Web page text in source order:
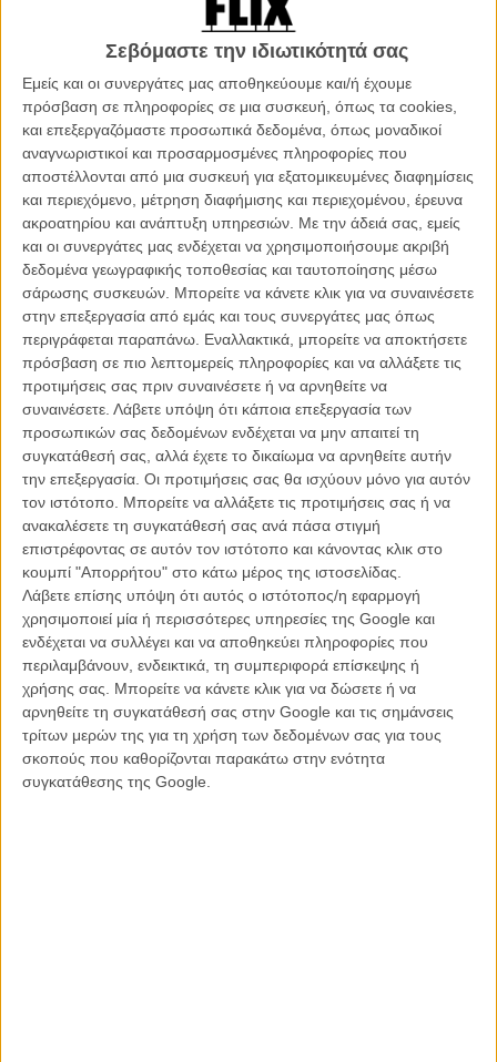
Σεβόμαστε την ιδιωτικότητά σας
Εμείς και οι συνεργάτες μας αποθηκεύουμε και/ή έχουμε
πρόσβαση σε πληροφορίες σε μια συσκευή, όπως τα cookies,
και επεξεργαζόμαστε προσωπικά δεδομένα, όπως μοναδικοί
αναγνωριστικοί και προσαρμοσμένες πληροφορίες που
αποστέλλονται από μια συσκευή για εξατομικευμένες διαφημίσεις
και περιεχόμενο, μέτρηση διαφήμισης και περιεχομένου, έρευνα
ακροατηρίου και ανάπτυξη υπηρεσιών. Με την άδειά σας, εμείς
και οι συνεργάτες μας ενδέχεται να χρησιμοποιήσουμε ακριβή
δεδομένα γεωγραφικής τοποθεσίας και ταυτοποίησης μέσω
σάρωσης συσκευών. Μπορείτε να κάνετε κλικ για να συναινέσετε
στην επεξεργασία από εμάς και τους συνεργάτες μας όπως
περιγράφεται παραπάνω. Εναλλακτικά, μπορείτε να αποκτήσετε
πρόσβαση σε πιο λεπτομερείς πληροφορίες και να αλλάξετε τις
προτιμήσεις σας πριν συναινέσετε ή να αρνηθείτε να
συναινέσετε. Λάβετε υπόψη ότι κάποια επεξεργασία των
προσωπικών σας δεδομένων ενδέχεται να μην απαιτεί τη
συγκατάθεσή σας, αλλά έχετε το δικαίωμα να αρνηθείτε αυτήν
την επεξεργασία. Οι προτιμήσεις σας θα ισχύουν μόνο για αυτόν
τον ιστότοπο. Μπορείτε να αλλάξετε τις προτιμήσεις σας ή να
ανακαλέσετε τη συγκατάθεσή σας ανά πάσα στιγμή
επιστρέφοντας σε αυτόν τον ιστότοπο και κάνοντας κλικ στο
κουμπί "Απορρήτου" στο κάτω μέρος της ιστοσελίδας.
Λάβετε επίσης υπόψη ότι αυτός ο ιστότοπος/η εφαρμογή
χρησιμοποιεί μία ή περισσότερες υπηρεσίες της Google και
ενδέχεται να συλλέγει και να αποθηκεύει πληροφορίες που
περιλαμβάνουν, ενδεικτικά, τη συμπεριφορά επίσκεψης ή
χρήσης σας. Μπορείτε να κάνετε κλικ για να δώσετε ή να
αρνηθείτε τη συγκατάθεσή σας στην Google και τις σημάνσεις
τρίτων μερών της για τη χρήση των δεδομένων σας για τους
σκοπούς που καθορίζονται παρακάτω στην ενότητα
συγκατάθεσης της Google.
λημέρια του animation και μάλιστα με ήρωες από το ζωικό βασίλειο
και συγκεκριμένα μια σκυλοπαρέα, μάς γεμίζει ενθουσιασμό. Πόσω
μάλλον όταν, όπως φαίνεται, ο σκηνοθέτης μαζεύει για άλλη μια
φορά γύρω του τούς σταθερούς, «δικούς του» ηθοποιούς, που θα
δανείσουν τις φωνές τους στους τετράποδους ήρωες της ταινίας.
Διαβάστε ακόμη: Γουφ! H νέα ταινία του Γουές Αντερσον θα
έχει για πρωταγωνιστές τους καλύτερους φίλους του
ανθρώπου!
Δείτε στο παρακάτω βίντεο τον Γουές Αντερσον να εξηγεί αναλυτικά
τι είναι η νέα του ταινία, ποιοι πρωταγωνιστούν σε αυτήν και γιατί ο
Εντουαρντ Νόρτον κρυφακούει πίσω από την πόρτα...